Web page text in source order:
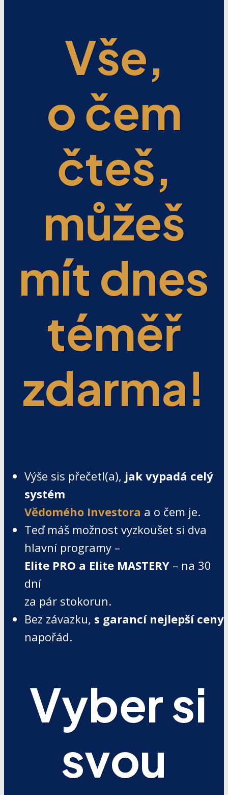
Vše,
o čem
čteš,
můžeš
mít dnes
téměř
zdarma!
Výše sis přečetl(a), jak vypadá celý
systém
Vědomého Investora a o čem je.
Teď máš možnost vyzkoušet si dva
hlavní programy –
Elite PRO a Elite MASTERY – na 30
dní
za pár stokorun.
Bez závazku, s garancí nejlepší ceny
napořád.
Vyber si
svou